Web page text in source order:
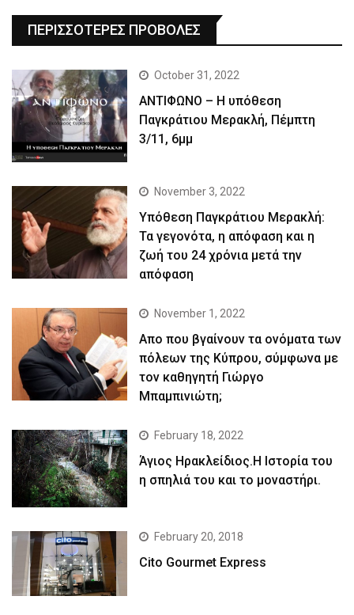
ΠΕΡΙΣΣΟΤΕΡΕΣ ΠΡΟΒΟΛΕΣ
October 31, 2022
ΑΝΤΙΦΩΝΟ – Η υπόθεση
Παγκράτιου Μερακλή, Πέμπτη
3/11, 6μμ
November 3, 2022
Yπόθεση Παγκράτιου Μερακλή:
Τα γεγονότα, η απόφαση και η
ζωή του 24 χρόνια μετά την
απόφαση
November 1, 2022
Απο που βγαίνουν τα ονόματα των
πόλεων της Κύπρου, σύμφωνα με
τον καθηγητή Γιώργο
Μπαμπινιώτη;
February 18, 2022
Άγιος Ηρακλείδιος.Η Ιστορία του
η σπηλιά του και το μοναστήρι.
February 20, 2018
Cito Gourmet Express